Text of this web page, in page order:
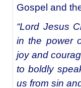
Gospel and
“Lord Jesus
in the power
joy and
to boldly
us from sin